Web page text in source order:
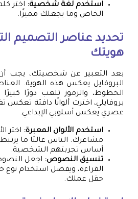
استخدم لغة شخصية: اختر
الخاص وما يجعلك مميزًا.
تحديد عناصر التصميم
هويتك
بعد التعبير عن شخصيتك، يجب
البروفايل يعكس هذه الهوية.
الخطوط، والرموز تلعب دورًا
بروفايلي، اخترت ألوانًا دافئة تعكس
عصري يعكس أسلوبي الإبداعي.
استخدم الألوان المعبرة: اختر
مشاعرك. الناس غالبًا ما
أساس تجربتهم الشخصية.
تنسيق النصوص: اجعل
القراءة، ويفضل استخدام
حقل عملك.